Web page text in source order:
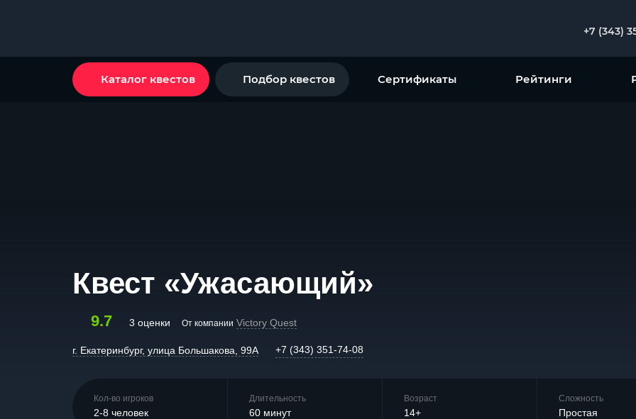
+7 (343)
Каталог квестов Подбор квестов Сертификаты Рейтинги
Квест «Ужасающий»
9.7 3 оценки От компании Victory Quest
г. Екатеринбург, улица Большакова, 99А +7 (343) 351-74-08
Кол-во игроков
2-8 человек
Длительность
60 минут
Возраст
14+
Сложность
Простая